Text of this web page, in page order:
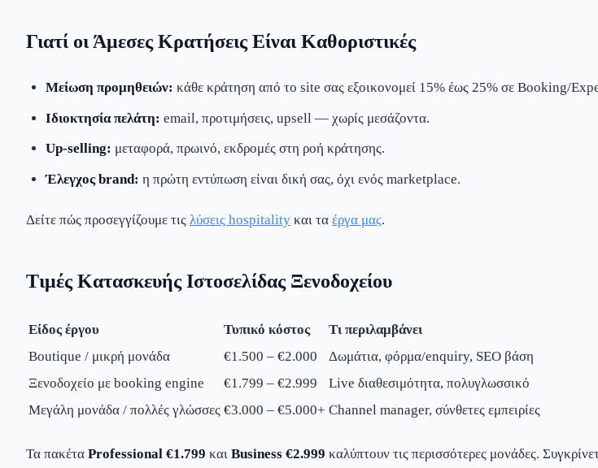
Γιατί οι Άμεσες Κρατήσεις Είναι Καθοριστικές
Μείωση προμηθειών: κάθε κράτηση από το site σας εξοικονομεί 15% έως 25% σε Booking/
Ιδιοκτησία πελάτη: email, προτιμήσεις, upsell — χωρίς μεσάζοντα.
Up-selling: μεταφορά, πρωινό, εκδρομές στη ροή κράτησης.
Έλεγχος brand: η πρώτη εντύπωση είναι δική σας, όχι ενός marketplace.
Δείτε πώς προσεγγίζουμε τις λύσεις hospitality και τα έργα μας.
Τιμές Κατασκευής Ιστοσελίδας Ξενοδοχείου
Είδος έργου Τυπικό κόστος
Τι περιλαμβάνει
Boutique / μικρή μονάδα
€1.500 – €2.000
Δωμάτια, φόρμα/enquiry, SEO βάση
Ξενοδοχείο με booking engine
€1.799 – €2.999
Live διαθεσιμότητα, πολυγλωσσικό
Μεγάλη μονάδα / πολλές γλώσσες €3.000 – €5.000+ Channel manager, σύνθετες εμπειρίες
Τα πακέτα Professional €1.799 και Business €2.999 καλύπτουν τις περισσότερες μονάδες.